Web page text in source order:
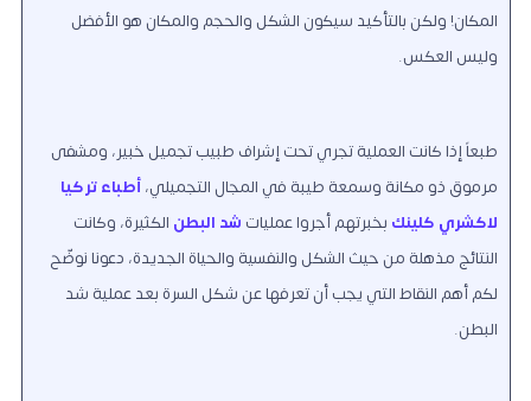
المكان! ولكن بالتأكيد سيكون الشكل والحجم والمكان هو الأفضل
وليس العكس.
طبعاً إذا كانت العملية تجري تحت إشراف طبيب تجميل خبير، ومشفى
مرموق ذو مكانة وسمعة طيبة في المجال التجميلي،أطباء تركيا
لاكشري كلينك بخبرتهم أجروا عمليات شد البطن الكثيرة، وكانت
النتائج مذهلة من حيث الشكل والنفسية والحياة الجديدة، دعونا نوضّح
لكم أهم النقاط التي يجب أن تعرفها عن شكل السرة بعد عملية شد
البطن.